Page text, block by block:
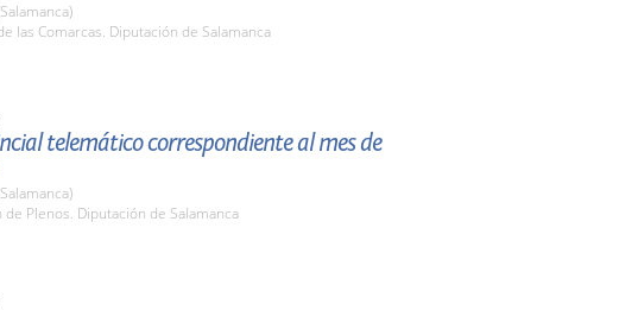
las Comarcas. Diputación de Salamanca
telemático correspondiente al mes de
de Plenos. Diputación de Salamanca